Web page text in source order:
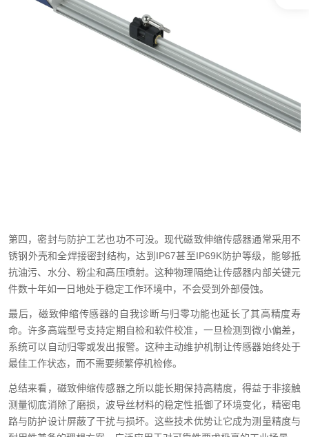
第四，密封与防护工艺也功不可没。现代磁致伸缩传感器通常采用不
锈钢外壳和全焊接密封结构，达到IP67甚至IP69K防护等级，能够抵
抗油污、水分、粉尘和高压喷射。这种物理隔绝让传感器内部关键元
件数十年如一日地处于稳定工作环境中，不会受到外部侵蚀。
最后，磁致伸缩传感器的自我诊断与归零功能也延长了其高精度寿
命。许多高端型号支持定期自检和软件校准，一旦检测到微小偏差，
系统可以自动归零或发出报警。这种主动维护机制让传感器始终处于
最佳工作状态，而不需要频繁停机检修。
总结来看，磁致伸缩传感器之所以能长期保持高精度，得益于非接触
测量彻底消除了磨损，波导丝材料的稳定性抵御了环境变化，精密电
路与防护设计屏蔽了干扰与损坏。这些技术优势让它成为测量精度与